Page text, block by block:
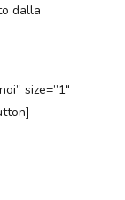
dalla
size=”1″